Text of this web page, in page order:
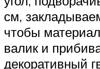
см,
чтобы
валик и
декоративный